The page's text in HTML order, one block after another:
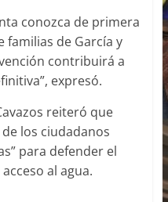
conozca de primera
familias de García y
contribuirá a
expresó.
reiteró que
los ciudadanos
para defender el
al agua.